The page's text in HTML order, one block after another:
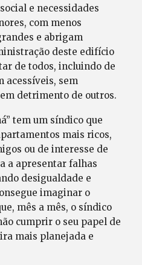
e necessidades
com menos
e abrigam
deste edifício
de todos, incluindo de
acessíveis, sem
detrimento de outros.
tem um síndico que
mais ricos,
ou de interesse de
a apresentar falhas
desigualdade e
imaginar o
mês a mês, o síndico
cumprir o seu papel de
mais planejada e